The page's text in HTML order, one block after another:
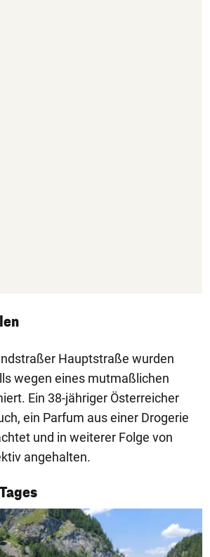
Hauptstraße wurden
wegen eines mutmaßlichen
Ein 38-jähriger Österreicher
ein Parfum aus einer Drogerie
und in weiterer Folge von
angehalten.